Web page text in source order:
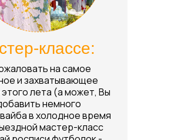
классе:
на самое
и захватывающее
лета (а может, Вы
немного
в холодное время
мастер-класс